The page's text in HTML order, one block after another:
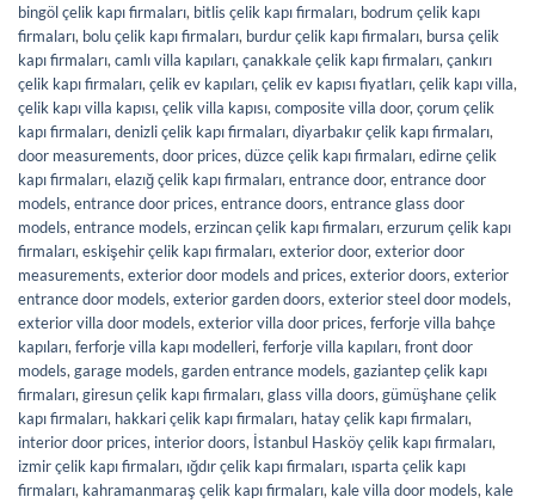
bingöl çelik kapı firmaları, bitlis çelik kapı firmaları, bodrum çelik kapı
firmaları, bolu çelik kapı firmaları, burdur çelik kapı firmaları, bursa çelik
kapı firmaları, camlı villa kapıları, çanakkale çelik kapı firmaları, çankırı
çelik kapı firmaları, çelik ev kapıları, çelik ev kapısı fiyatları, çelik kapı villa,
çelik kapı villa kapısı, çelik villa kapısı, composite villa door, çorum çelik
kapı firmaları, denizli çelik kapı firmaları, diyarbakır çelik kapı firmaları,
door measurements, door prices, düzce çelik kapı firmaları, edirne çelik
kapı firmaları, elazığ çelik kapı firmaları, entrance door, entrance door
models, entrance door prices, entrance doors, entrance glass door
models, entrance models, erzincan çelik kapı firmaları, erzurum çelik kapı
firmaları, eskişehir çelik kapı firmaları, exterior door, exterior door
measurements, exterior door models and prices, exterior doors, exterior
entrance door models, exterior garden doors, exterior steel door models,
exterior villa door models, exterior villa door prices, ferforje villa bahçe
kapıları, ferforje villa kapı modelleri, ferforje villa kapıları, front door
models, garage models, garden entrance models, gaziantep çelik kapı
firmaları, giresun çelik kapı firmaları, glass villa doors, gümüşhane çelik
kapı firmaları, hakkari çelik kapı firmaları, hatay çelik kapı firmaları,
interior door prices, interior doors, İstanbul Hasköy çelik kapı firmaları,
izmir çelik kapı firmaları, ığdır çelik kapı firmaları, ısparta çelik kapı
firmaları, kahramanmaraş çelik kapı firmaları, kale villa door models, kale